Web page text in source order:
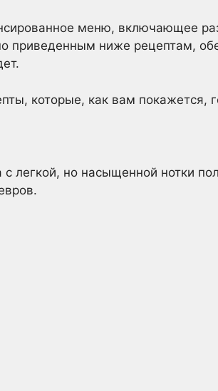
меню, включающее
приведенным ниже рецептам,
которые, как вам покажется,
легкой, но насыщенной нотки